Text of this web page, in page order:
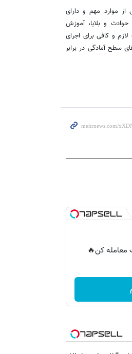
از موارد مهم و دارای
حوادث و بلایا، آموزش
و کافی برای اجرای
سطح آمادگی در برابر
معامله کن🔥